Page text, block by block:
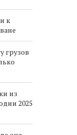
к
грузов
из
2025